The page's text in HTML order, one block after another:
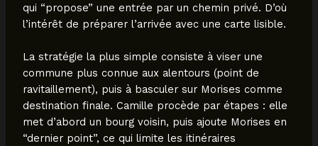
qui “propose” une entrée par un chemin privé. D’où
l’intérêt de préparer l’arrivée avec une carte lisible.
La stratégie la plus simple consiste à viser une
commune plus connue aux alentours (point de
ravitaillement), puis à basculer sur Morises comme
destination finale. Camille procède par étapes : elle
met d’abord un bourg voisin, puis ajoute Morises en
“dernier point”, ce qui limite les itinéraires